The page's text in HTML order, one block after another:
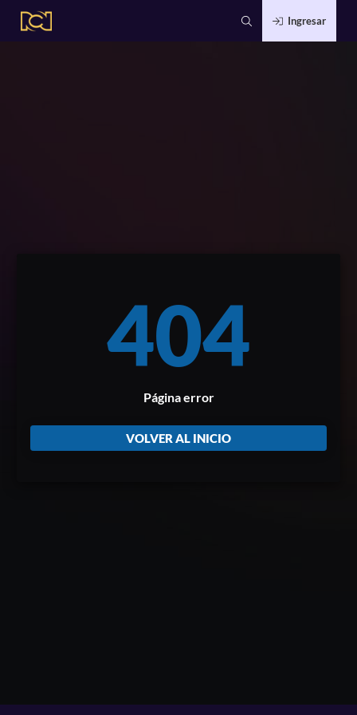
Ingresar
404
Página error
VOLVER AL INICIO